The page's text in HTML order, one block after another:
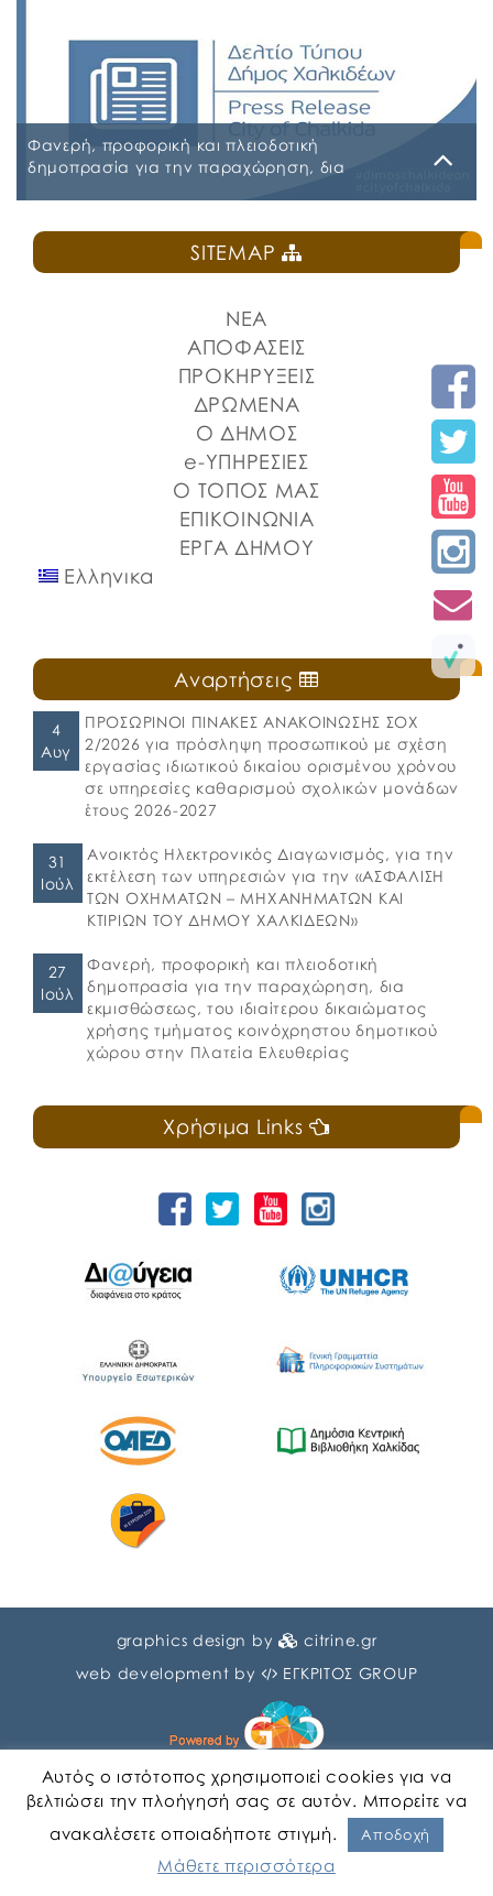
ΑΣΦΑΛΕΙΕΣ 2026-2027 09-07-2026_signed
ΠΑΡΑΡΤΗΜΑ Α’ ΜΕΛΕΤΗ ΑΣΦΑΛΕΙΕΣ ΕΠΕΞΕΡΓΑΣΙΜΗ
2026-2027 09-07-2026 ΠΑΡΑΡΤΗΜΑ Β ΕΕΕΣ PDF_signed
ΠΕΡΙΛΗΨΗ ΔΙΑΚΗΡΥΞΗΣ ΑΣΦΑΛΕΙΕΣ_signed
Φανερή, προφορική και πλειοδοτική
δημοπρασία για την παραχώρηση, δια
χώρου στην Πλατεία Ελευθερίας
ΠΡΟΚΗΡΥΞΗ ΚΑΝΤΙΝΑ ΠΛΑΤΕΙΑΣ ΕΛΕΥΘΕΡΙΑΣ
SITEMAP
ΝΕΑ
ΑΠΟΦΑΣΕΙΣ
ΠΡΟΚΗΡΥΞΕΙΣ
ΔΡΩΜΕΝΑ
Ο ΔΗΜΟΣ
e-ΥΠΗΡΕΣΙΕΣ
Ο ΤΟΠΟΣ ΜΑΣ
ΕΠΙΚΟΙΝΩΝΙΑ
ΕΡΓΑ ΔΗΜΟΥ
Ελληνικα
Αναρτήσεις
4
Αυγ
ΠΡΟΣΩΡΙΝΟΙ ΠΙΝΑΚΕΣ ΑΝΑΚΟΙΝΩΣΗΣ ΣΟΧ
2/2026 για πρόσληψη προσωπικού με σχέση
εργασίας ιδιωτικού δικαίου ορισμένου χρόνου
σε υπηρεσίες καθαρισμού σχολικών μονάδων
έτους 2026-2027
31
Ιούλ
Ανοικτός Ηλεκτρονικός Διαγωνισμός, για την
εκτέλεση των υπηρεσιών για την «ΑΣΦΑΛΙΣΗ
ΤΩΝ ΟΧΗΜΑΤΩΝ – ΜΗΧΑΝΗΜΑΤΩΝ ΚΑΙ
ΚΤΙΡΙΩΝ ΤΟΥ ΔΗΜΟΥ ΧΑΛΚΙΔΕΩΝ»
27
Ιούλ
Φανερή, προφορική και πλειοδοτική
δημοπρασία για την παραχώρηση, δια
εκμισθώσεως, του ιδιαίτερου δικαιώματος
χρήσης τμήματος κοινόχρηστου δημοτικού
χώρου στην Πλατεία Ελευθερίας
Χρήσιμα Links
graphics design by
citrine.gr
web development by
ΕΓΚΡΙΤΟΣ GROUP
Αυτός ο ιστότοπος χρησιμοποιεί cookies για να
βελτιώσει την πλοήγησή σας σε αυτόν. Μπορείτε να
ανακαλέσετε οποιαδήποτε στιγμή.
Αποδοχή
Μάθετε περισσότερα
Αγγλικα Ελληνικα